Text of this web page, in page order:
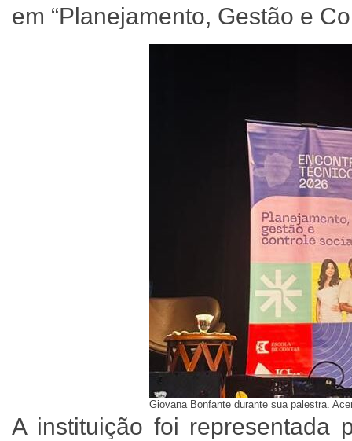
em “Planejamento, Gestão e
Giovana Bonfante durante sua palestra.
A instituição foi representada